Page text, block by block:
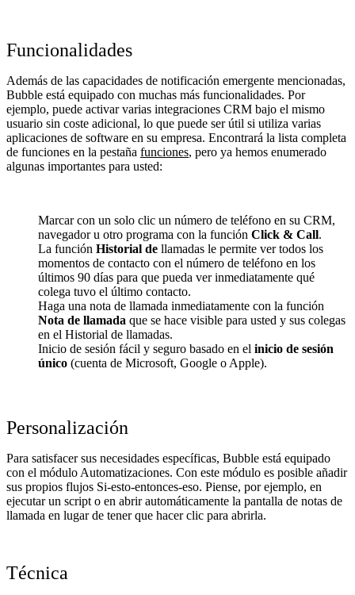
Funcionalidades
Además de las capacidades de notificación emergente mencionadas,
Bubble está equipado con muchas más funcionalidades. Por
ejemplo, puede activar varias integraciones CRM bajo el mismo
usuario sin coste adicional, lo que puede ser útil si utiliza varias
aplicaciones de software en su empresa. Encontrará la lista completa
de funciones en la pestaña funciones, pero ya hemos enumerado
algunas importantes para usted:
Marcar con un solo clic un número de teléfono en su CRM,
navegador u otro programa con la función Click & Call.
La función Historial de llamadas le permite ver todos los
momentos de contacto con el número de teléfono en los
últimos 90 días para que pueda ver inmediatamente qué
colega tuvo el último contacto.
Haga una nota de llamada inmediatamente con la función
Nota de llamada que se hace visible para usted y sus colegas
en el Historial de llamadas.
Inicio de sesión fácil y seguro basado en el inicio de sesión
único (cuenta de Microsoft, Google o Apple).
Personalización
Para satisfacer sus necesidades específicas, Bubble está equipado
con el módulo Automatizaciones. Con este módulo es posible añadir
sus propios flujos Si-esto-entonces-eso. Piense, por ejemplo, en
ejecutar un script o en abrir automáticamente la pantalla de notas de
llamada en lugar de tener que hacer clic para abrirla.
Técnica